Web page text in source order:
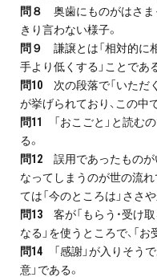
問８
奥歯にものがはさ
きり言わない様子。
問９
謙譲とは「相対的に
手より低くする」ことである
問10 次の段落で「いただく
が挙げられており、この中
問11
「おこごと」と読む
る。
問12 誤用であったものが
なってしまうのが世の流
ては「今のところは」ささ
問13 客が「もらう・受け
なる」を使うところで、「
問14
「感謝」が入りそう
意」である。